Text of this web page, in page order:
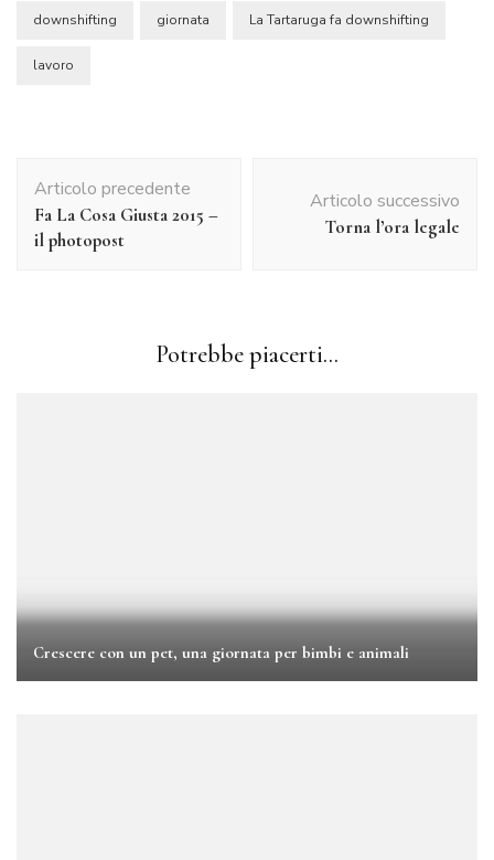
downshifting giornata La Tartaruga fa downshifting
lavoro
articolo
Articolo precedente
Fa La Cosa Giusta 2015 –
il photopost
Articolo successivo
Torna l’ora legale
Potrebbe piacerti...
Crescere con un pet, una giornata per bimbi e animali